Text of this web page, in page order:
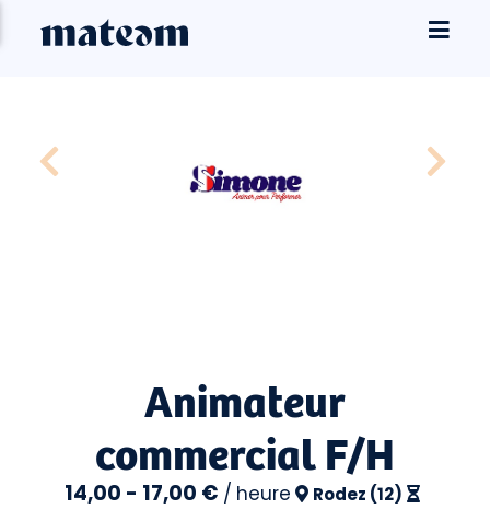
Animateur
commercial F/H
14,00 - 17,00 € / heure Rodez (12)